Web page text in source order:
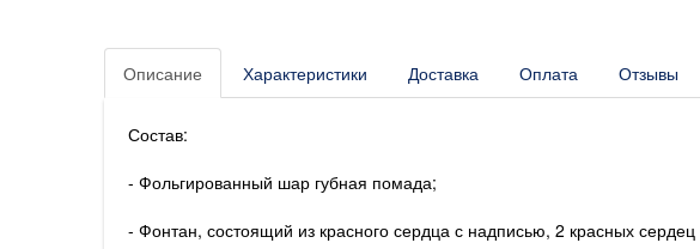
Описание Характеристики Доставка Оплата Отзывы
Состав:
- Фольгированный шар губная помада;
- Фонтан, состоящий из красного сердца с надписью, 2 красных